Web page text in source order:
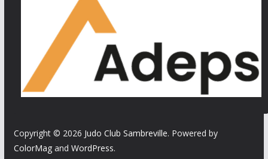
Copyright © 2026 Judo Club Sambreville. Powered by
ColorMagand WordPress.